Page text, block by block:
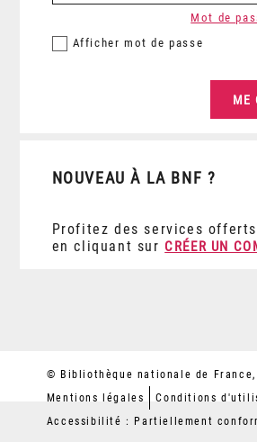
Afficher mot de passe
Mot de
NOUVEAU À LA BNF ?
Profitez des services
en cliquant sur CRÉER UN
© Bibliothèque nationale de France,
Mentions légales
Conditions
Accessibilité : Partiellement